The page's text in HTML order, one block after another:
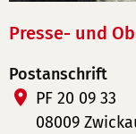
Presse- und
Postanschrift
PF 20 09 33
08009